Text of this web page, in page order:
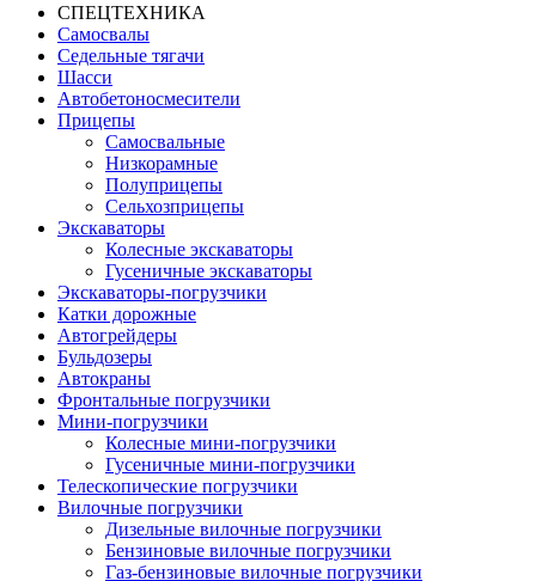
СПЕЦТЕХНИКА
Самосвалы
Седельные тягачи
Шасси
Автобетоно­смесители
Прицепы
Самосвальные
Низкорамные
Полуприцепы
Сельхозприцепы
Экскаваторы
Колесные экскаваторы
Гусеничные экскаваторы
Экскаваторы-погрузчики
Катки дорожные
Автогрейдеры
Бульдозеры
Автокраны
Фронтальные погрузчики
Мини-погрузчики
Колесные мини-погрузчики
Гусеничные мини-погрузчики
Телескопические погрузчики
Вилочные погрузчики
Дизельные вилочные погрузчики
Бензиновые вилочные погрузчики
Газ-бензиновые вилочные погрузчики